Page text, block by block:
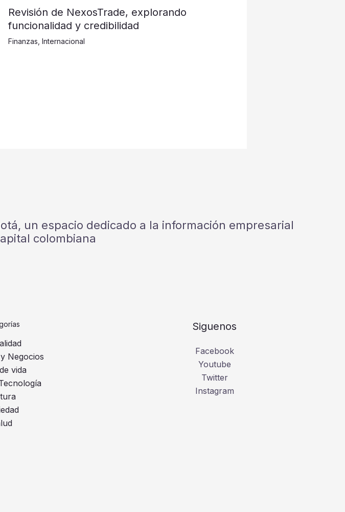
Revisión de NexosTrade, explorando
funcionalidad y credibilidad
Finanzas Internacional
un espacio dedicado a la información empresarial
colombiana
Negocios
vida
Siguenos
Facebook
Youtube
Twitter
Instagram